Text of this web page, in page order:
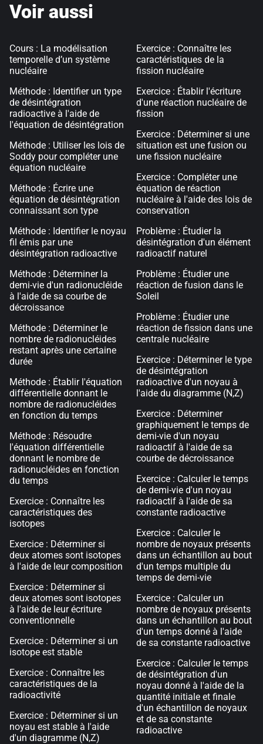
Voir aussi
Cours : La modélisation
temporelle d’un système
nucléaire
Méthode : Identifier un type
de désintégration
radioactive à l'aide de
l'équation de désintégration
Méthode : Utiliser les lois de
Soddy pour compléter une
équation nucléaire
Méthode : Écrire une
équation de désintégration
connaissant son type
Méthode : Identifier le noyau
fil émis par une
désintégration radioactive
Méthode : Déterminer la
demi-vie d'un radionucléide
à l'aide de sa courbe de
décroissance
Méthode : Déterminer le
nombre de radionucléides
restant après une certaine
durée
Méthode : Établir l'équation
différentielle donnant le
nombre de radionucléides
en fonction du temps
Méthode : Résoudre
l'équation différentielle
donnant le nombre de
radionucléides en fonction
du temps
Exercice : Connaître les
caractéristiques des
isotopes
Exercice : Déterminer si
deux atomes sont isotopes
à l'aide de leur composition
Exercice : Déterminer si
deux atomes sont isotopes
à l'aide de leur écriture
conventionnelle
Exercice : Déterminer si un
isotope est stable
Exercice : Connaître les
caractéristiques de la
radioactivité
Exercice : Déterminer si un
noyau est stable à l'aide
d'un diagramme (N,Z)
Exercice : Connaître les
caractéristiques de la
fission nucléaire
Exercice : Établir l'écriture
d'une réaction nucléaire de
fission
Exercice : Déterminer si une
situation est une fusion ou
une fission nucléaire
Exercice : Compléter une
équation de réaction
nucléaire à l'aide des lois de
conservation
Problème : Étudier la
désintégration d'un élément
radioactif naturel
Problème : Étudier une
réaction de fusion dans le
Soleil
Problème : Étudier une
réaction de fission dans une
centrale nucléaire
Exercice : Déterminer le type
de désintégration
radioactive d'un noyau à
l'aide du diagramme (N,Z)
Exercice : Déterminer
graphiquement le temps de
demi-vie d'un noyau
radioactif à l'aide de sa
courbe de décroissance
Exercice : Calculer le temps
de demi-vie d'un noyau
radioactif à l'aide de sa
constante radioactive
Exercice : Calculer le
nombre de noyaux présents
dans un échantillon au bout
d'un temps multiple du
temps de demi-vie
Exercice : Calculer un
nombre de noyaux présents
dans un échantillon au bout
d'un temps donné à l'aide
de sa constante radioactive
Exercice : Calculer le temps
de désintégration d'un
noyau donné à l'aide de la
quantité initiale et finale
d'un échantillon de noyaux
et de sa constante
radioactive